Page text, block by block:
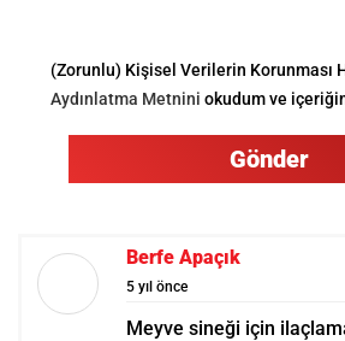
(Zorunlu) Kişisel Verilerin Korunması
Aydınlatma Metnini okudum ve
Gönder
Berfe Apaçık
5 yıl önce
Meyve sineği için